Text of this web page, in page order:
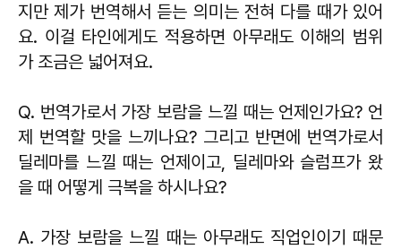
지만 제가 번역해서 듣는 의미는 전혀 다를 때가 있어
요. 이걸 타인에게도 적용하면 아무래도 이해의 범위
가 조금은 넓어져요.
Q. 번역가로서 가장 보람을 느낄 때는 언제인가요? 언
제 번역할 맛을 느끼나요? 그리고 반면에 번역가로서
딜레마를 느낄 때는 언제이고, 딜레마와 슬럼프가 왔
을 때 어떻게 극복을 하시나요?
A. 가장 보람을 느낄 때는 아무래도 직업인이기 때문